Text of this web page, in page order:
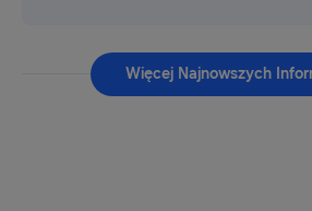
Więcej Najnowszych